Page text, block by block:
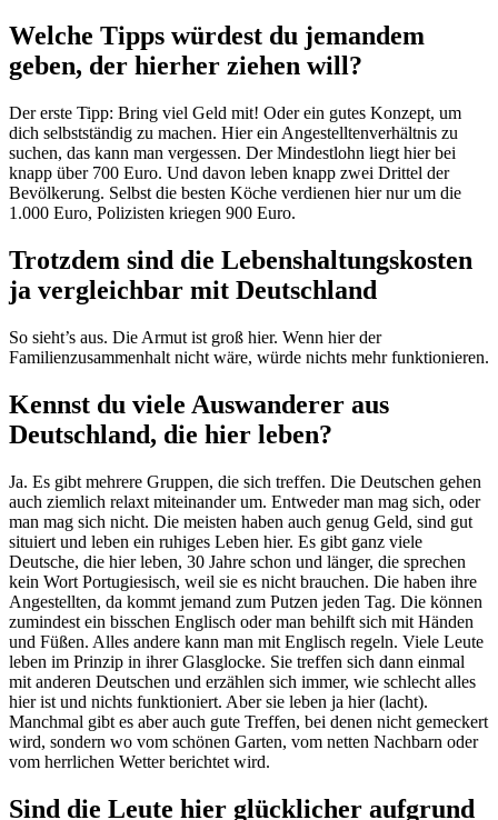
Welche Tipps würdest du jemandem
geben, der hierher ziehen will?
Der erste Tipp: Bring viel Geld mit! Oder ein gutes Konzept, um
dich selbstständig zu machen. Hier ein Angestelltenverhältnis zu
suchen, das kann man vergessen. Der Mindestlohn liegt hier bei
knapp über 700 Euro. Und davon leben knapp zwei Drittel der
Bevölkerung. Selbst die besten Köche verdienen hier nur um die
1.000 Euro, Polizisten kriegen 900 Euro.
Trotzdem sind die Lebenshaltungskosten
ja vergleichbar mit Deutschland
So sieht’s aus. Die Armut ist groß hier. Wenn hier der
Familienzusammenhalt nicht wäre, würde nichts mehr funktionieren.
Kennst du viele Auswanderer aus
Deutschland, die hier leben?
Ja. Es gibt mehrere Gruppen, die sich treffen. Die Deutschen gehen
auch ziemlich relaxt miteinander um. Entweder man mag sich, oder
man mag sich nicht. Die meisten haben auch genug Geld, sind gut
situiert und leben ein ruhiges Leben hier. Es gibt ganz viele
Deutsche, die hier leben, 30 Jahre schon und länger, die sprechen
kein Wort Portugiesisch, weil sie es nicht brauchen. Die haben ihre
Angestellten, da kommt jemand zum Putzen jeden Tag. Die können
zumindest ein bisschen Englisch oder man behilft sich mit Händen
und Füßen. Alles andere kann man mit Englisch regeln. Viele Leute
leben im Prinzip in ihrer Glasglocke. Sie treffen sich dann einmal
mit anderen Deutschen und erzählen sich immer, wie schlecht alles
hier ist und nichts funktioniert. Aber sie leben ja hier (lacht).
Manchmal gibt es aber auch gute Treffen, bei denen nicht gemeckert
wird, sondern wo vom schönen Garten, vom netten Nachbarn oder
vom herrlichen Wetter berichtet wird.
Sind die Leute hier glücklicher aufgrund